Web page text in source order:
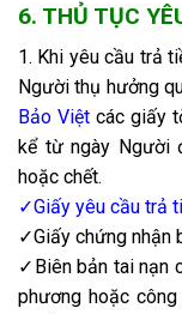
6. THỦ TỤC
1. Khi yêu cầu trả
Người thụ hưởng
Bảo Việt các giấy
kể từ ngày Người
hoặc chết.
✓Giấy yêu cầu trả
✓Giấy chứng nhận
✓Biên bản tai nạn
phương hoặc